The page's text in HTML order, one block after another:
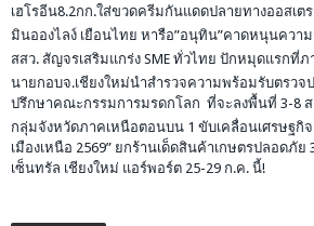
เฮโรอีน8.2กก.ใส่ขวดครีมกันแดดปลายทางออสเตร
มินอองไลง์ เยือนไทย หารือ”อนุทิน”คาดหนุนควา
สสว. สัญจรเสริมแกร่ง SME ทั่วไทย ปักหมุดแรกที่ภ
นายกอบจ.เชียงใหม่นำสำรวจความพร้อมรับตรวจ
ปรึกษาคณะกรรมการมรดกโลก ที่จะลงพื้นที่ 3-8
กลุ่มจังหวัดภาคเหนือตอนบน 1 ขับเคลื่อนเศรษฐกิจ
เมืองเหนือ 2569” ยกร้านเด็ดสินค้าเกษตรปลอดภั
เซ็นทรัล เชียงใหม่ แอร์พอร์ต 25-29 ก.ค. นี้!